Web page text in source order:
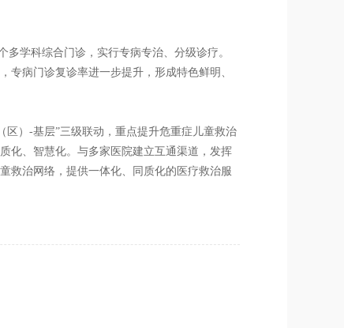
学科综合门诊，实行专病专治、分级诊疗。
专病门诊复诊率进一步提升，形成特色鲜明、
区）-基层”三级联动，重点提升危重症儿童救治
化、智慧化。与多家医院建立互通渠道，发挥
救治网络，提供一体化、同质化的医疗救治服